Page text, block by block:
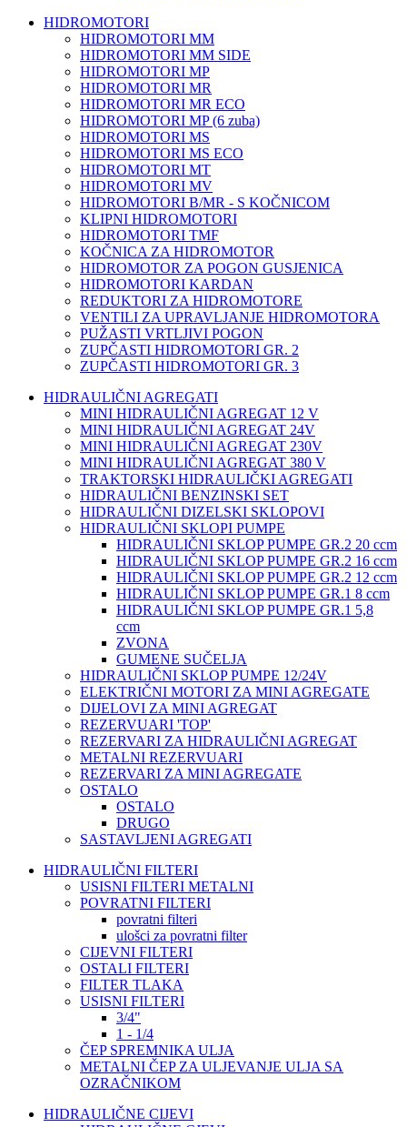
HIDROMOTORI
HIDROMOTORI MM
HIDROMOTORI MM SIDE
HIDROMOTORI MP
HIDROMOTORI MR
HIDROMOTORI MR ECO
HIDROMOTORI MP (6 zuba)
HIDROMOTORI MS
HIDROMOTORI MS ECO
HIDROMOTORI MT
HIDROMOTORI MV
HIDROMOTORI B/MR - S KOČNICOM
KLIPNI HIDROMOTORI
HIDROMOTORI TMF
KOČNICA ZA HIDROMOTOR
HIDROMOTOR ZA POGON GUSJENICA
HIDROMOTORI KARDAN
REDUKTORI ZA HIDROMOTORE
VENTILI ZA UPRAVLJANJE HIDROMOTORA
PUŽASTI VRTLJIVI POGON
ZUPČASTI HIDROMOTORI GR. 2
ZUPČASTI HIDROMOTORI GR. 3
HIDRAULIČNI AGREGATI
MINI HIDRAULIČNI AGREGAT 12 V
MINI HIDRAULIČNI AGREGAT 24V
MINI HIDRAULIČNI AGREGAT 230V
MINI HIDRAULIČNI AGREGAT 380 V
TRAKTORSKI HIDRAULIČKI AGREGATI
HIDRAULIČNI BENZINSKI SET
HIDRAULIČNI DIZELSKI SKLOPOVI
HIDRAULIČNI SKLOPI PUMPE
HIDRAULIČNI SKLOP PUMPE GR.2 20 ccm
HIDRAULIČNI SKLOP PUMPE GR.2 16 ccm
HIDRAULIČNI SKLOP PUMPE GR.2 12 ccm
HIDRAULIČNI SKLOP PUMPE GR.1 8 ccm
HIDRAULIČNI SKLOP PUMPE GR.1 5,8
ccm
ZVONA
GUMENE SUČELJA
HIDRAULIČNI SKLOP PUMPE 12/24V
ELEKTRIČNI MOTORI ZA MINI AGREGATE
DIJELOVI ZA MINI AGREGAT
REZERVUARI 'TOP'
REZERVARI ZA HIDRAULIČNI AGREGAT
METALNI REZERVUARI
REZERVARI ZA MINI AGREGATE
OSTALO
OSTALO
DRUGO
SASTAVLJENI AGREGATI
HIDRAULIČNI FILTERI
USISNI FILTERI METALNI
POVRATNI FILTERI
povratni filteri
ulošci za povratni filter
CIJEVNI FILTERI
OSTALI FILTERI
FILTER TLAKA
USISNI FILTERI
3/4"
1 - 1/4
ČEP SPREMNIKA ULJA
METALNI ČEP ZA ULJEVANJE ULJA SA
OZRAČNIKOM
HIDRAULIČNE CIJEVI